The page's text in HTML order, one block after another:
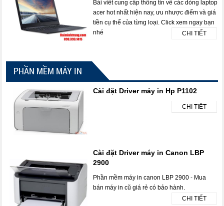
Bài viết cung cấp thông tin về các dòng laptop
acer hot nhất hiện nay, ưu nhược điểm và giá
tiền cụ thể của từng loại. Click xem ngay bạn
nhé
CHI TIẾT
PHẦN MỀM MÁY IN
Cài đặt Driver máy in Hp P1102
CHI TIẾT
Cài đặt Driver máy in Canon LBP
2900
Phần mềm máy in canon LBP 2900 - Mua
bán máy in cũ giá rẻ có bảo hành.
CHI TIẾT